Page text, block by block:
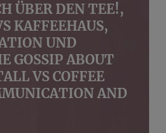
ÜBER DEN TEE!,
KAFFEEHAUS,
UND
GOSSIP ABOUT
VS COFFEE
AND